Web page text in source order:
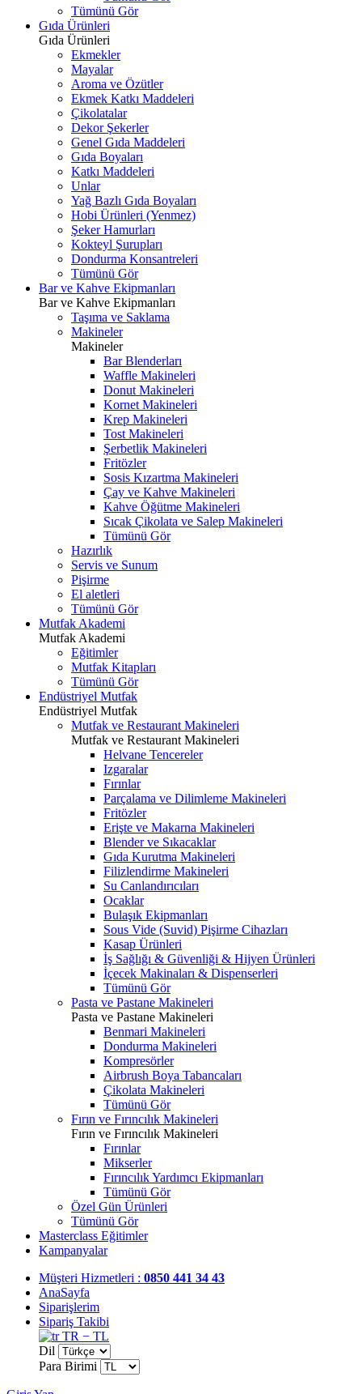
Tümünü Gör
Gıda Ürünleri
Gıda Ürünleri
Ekmekler
Mayalar
Aroma ve Özütler
Ekmek Katkı Maddeleri
Çikolatalar
Dekor Şekerler
Genel Gıda Maddeleri
Gıda Boyaları
Katkı Maddeleri
Unlar
Yağ Bazlı Gıda Boyaları
Hobi Ürünleri (Yenmez)
Şeker Hamurları
Kokteyl Şurupları
Dondurma Konsantreleri
Tümünü Gör
Bar ve Kahve Ekipmanları
Bar ve Kahve Ekipmanları
Taşıma ve Saklama
Makineler
Makineler
Bar Blenderları
Waffle Makineleri
Donut Makineleri
Kornet Makineleri
Krep Makineleri
Tost Makineleri
Şerbetlik Makineleri
Fritözler
Sosis Kızartma Makineleri
Çay ve Kahve Makineleri
Kahve Öğütme Makineleri
Sıcak Çikolata ve Salep Makineleri
Tümünü Gör
Hazırlık
Servis ve Sunum
Pişirme
El aletleri
Tümünü Gör
Mutfak Akademi
Mutfak Akademi
Eğitimler
Mutfak Kitapları
Tümünü Gör
Endüstriyel Mutfak
Endüstriyel Mutfak
Mutfak ve Restaurant Makineleri
Mutfak ve Restaurant Makineleri
Helvane Tencereler
Izgaralar
Fırınlar
Parçalama ve Dilimleme Makineleri
Fritözler
Erişte ve Makarna Makineleri
Blender ve Sıkacaklar
Gıda Kurutma Makineleri
Filizlendirme Makineleri
Su Canlandırıcıları
Ocaklar
Bulaşık Ekipmanları
Sous Vide (Suvid) Pişirme Cihazları
Kasap Ürünleri
İş Sağlığı & Güvenliği & Hijyen Ürünleri
İçecek Makinaları & Dispenserleri
Tümünü Gör
Pasta ve Pastane Makineleri
Pasta ve Pastane Makineleri
Benmari Makineleri
Dondurma Makineleri
Kompresörler
Airbrush Boya Tabancaları
Çikolata Makineleri
Tümünü Gör
Fırın ve Fırıncılık Makineleri
Fırın ve Fırıncılık Makineleri
Fırınlar
Mikserler
Fırıncılık Yardımcı Ekipmanları
Tümünü Gör
Özel Gün Ürünleri
Tümünü Gör
Masterclass Eğitimler
Kampanyalar
Müşteri Hizmetleri : 0850 441 34 43
AnaSayfa
Siparişlerim
Sipariş Takibi
TR − TL
Dil
Para Birimi